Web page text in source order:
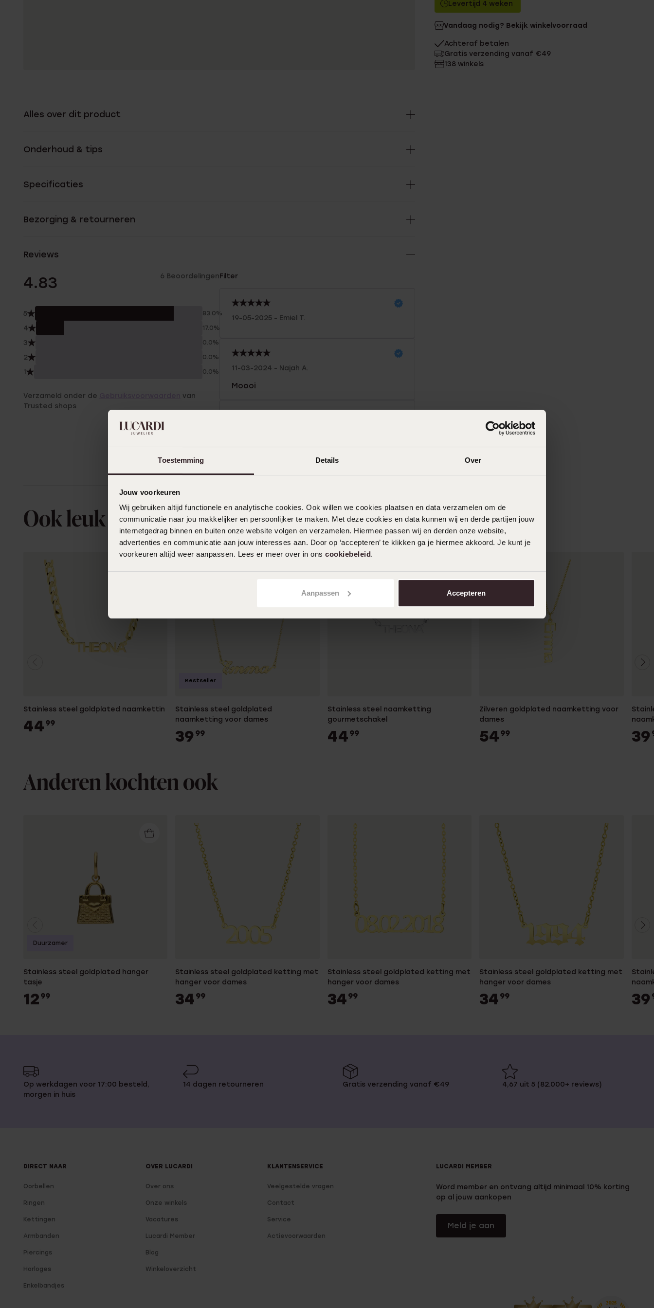
Toestemming Details Over
Jouw voorkeuren
Wij gebruiken altijd functionele en analytische cookies. Ook willen we cookies plaatsen en data verzamelen om de
communicatie naar jou makkelijker en persoonlijker te maken. Met deze cookies en data kunnen wij en derde partijen jouw
internetgedrag binnen en buiten onze website volgen en verzamelen. Hiermee passen wij en derden onze website,
advertenties en communicatie aan jouw interesses aan. Door op ‘accepteren’ te klikken ga je hiermee akkoord. Je kunt je
voorkeuren altijd weer aanpassen. Lees er meer over in ons cookiebeleid.
Aanpassen Accepteren
Levertijd 4 weken
Vandaag nodig? Bekijk winkelvoorraad
Achteraf betalen
Gratis verzending vanaf €49
138 winkels
Alles over dit product
Onderhoud & tips
Specificaties
Bezorging & retourneren
Reviews
4.83 6 Beoordelingen
5 83.0%
4 17.0%
3 0.0%
2 0.0%
1 0.0%
Verzameld onder de
van
Trusted shops
Filter
19-05-2025 - Emiel T.
11-03-2024 - Najah A.
Moooi
Toon meer
Ook leuk voor jou
Stainless steel goldplated naamkettin
44 99
Stainless steel goldplated
naamketting voor dames
39 99
Bestseller
Stainless steel naamketting
gourmetschakel
44 99
Zilveren goldplated naamketting voor
dames
54 99 39
Anderen kochten ook
Stainless steel goldplated hanger
tasje
12 99
Duurzamer
Stainless steel goldplated ketting met
hanger voor dames
34 99
Stainless steel goldplated ketting met
hanger voor dames
34 99
Stainless steel goldplated ketting met
hanger voor dames
34 99 39
Op werkdagen voor 17:00 besteld,
morgen in huis
14 dagen retourneren Gratis verzending vanaf €49 4,67 uit 5 (82.000+ reviews)
DIRECT NAAR
Oorbellen
Ringen
Kettingen
Armbanden
Piercings
Horloges
Enkelbandjes
OVER LUCARDI
Over ons
Onze winkels
Vacatures
Lucardi Member
Blog
Winkeloverzicht
KLANTENSERVICE
Veelgestelde vragen
Contact
Service
Actievoorwaarden
LUCARDI MEMBER
Word member en ontvang altijd minimaal 10% korting
op al jouw aankopen
Meld je aan